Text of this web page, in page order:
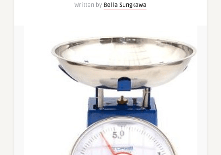
Written by Bella Sungkawa